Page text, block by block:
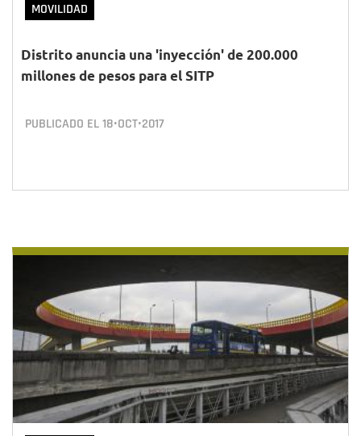
MOVILIDAD
Distrito anuncia una 'inyección' de 200.000
millones de pesos para el SITP
PUBLICADO EL18•OCT•2017